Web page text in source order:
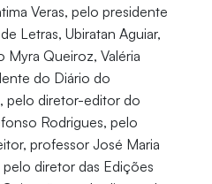
Veras, pelo presidente
Letras, Ubiratan Aguiar,
Myra Queiroz, Valéria
do Diário do
pelo diretor-editor do
Rodrigues, pelo
professor José Maria
diretor das Edições